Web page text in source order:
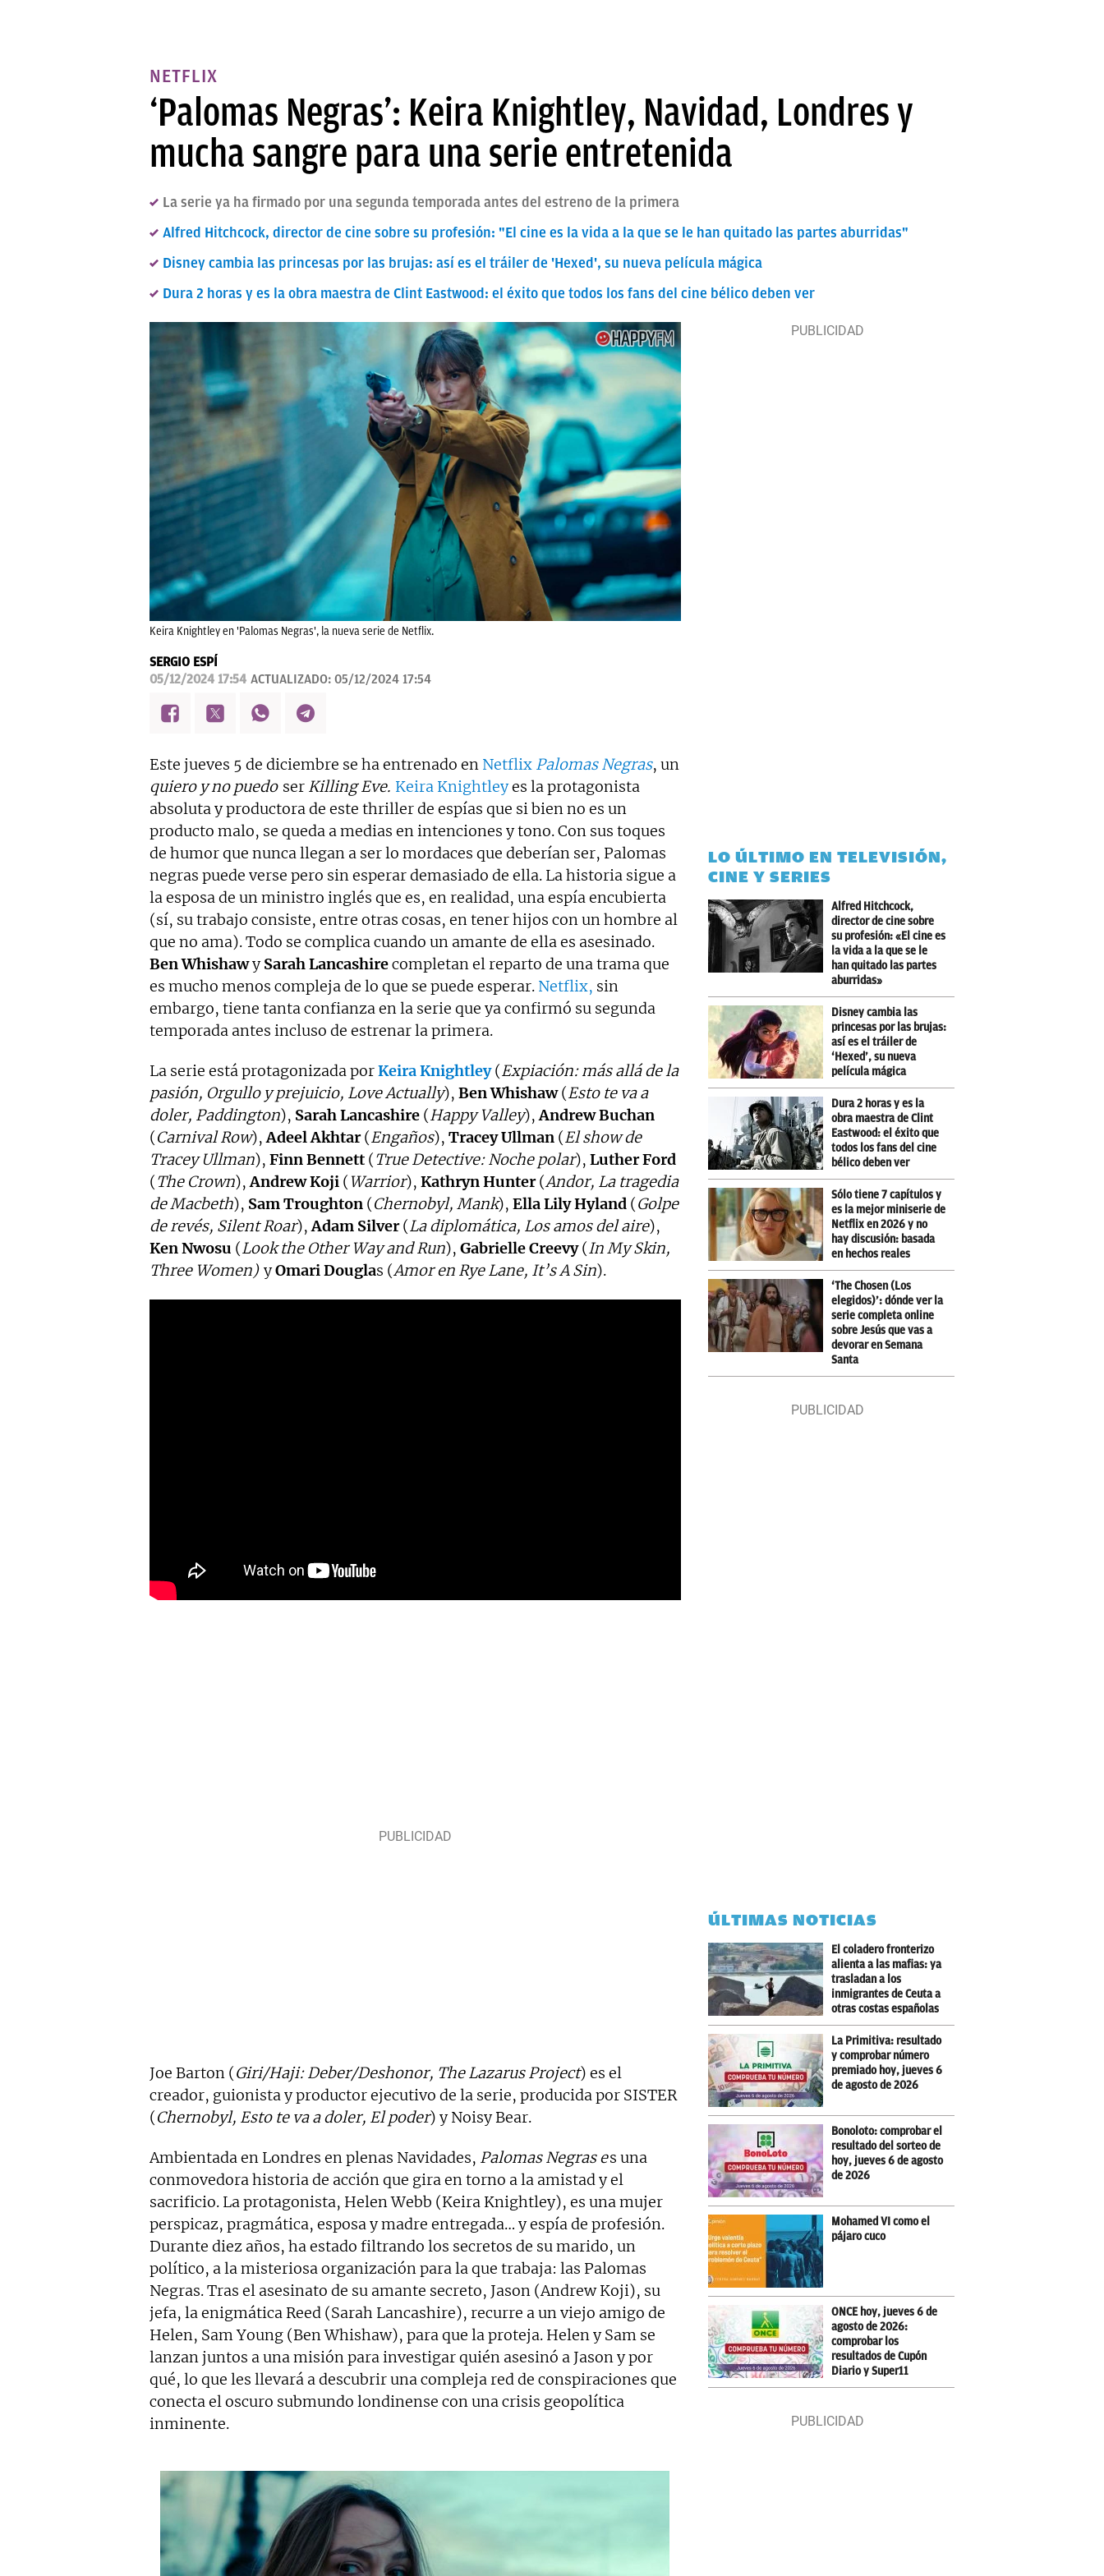
NETFLIX
‘Palomas Negras’: Keira Knightley, Navidad, Londres y
mucha sangre para una serie entretenida
La serie ya ha firmado por una segunda temporada antes del estreno de la primera
Alfred Hitchcock, director de cine sobre su profesión: "El cine es la vida a la que se le han quitado las partes aburridas"
Disney cambia las princesas por las brujas: así es el tráiler de 'Hexed', su nueva película mágica
Dura 2 horas y es la obra maestra de Clint Eastwood: el éxito que todos los fans del cine bélico deben ver
Keira Knightley en 'Palomas Negras', la nueva serie de Netflix.
SERGIO ESPÍ
05/12/2024 17:54 ACTUALIZADO: 05/12/2024 17:54
Este jueves 5 de diciembre se ha entrenado en Netflix Palomas Negras, un
quiero y no puedo ser Killing Eve. Keira Knightleyes la protagonista
absoluta y productora de este thriller de espías que si bien no es un
producto malo, se queda a medias en intenciones y tono. Con sus toques
de humor que nunca llegan a ser lo mordaces que deberían ser, Palomas
negras puede verse pero sin esperar demasiado de ella. La historia sigue a
la esposa de un ministro inglés que es, en realidad, una espía encubierta
(sí, su trabajo consiste, entre otras cosas, en tener hijos con un hombre al
que no ama). Todo se complica cuando un amante de ella es asesinado.
Ben WhishawySarah Lancashirecompletan el reparto de una trama que
es mucho menos compleja de lo que se puede esperar. Netflix, sin
embargo, tiene tanta confianza en la serie que ya confirmó su segunda
temporada antes incluso de estrenar la primera.
La serie está protagonizada porKeira Knightley(Expiación: más allá de la
pasión, Orgullo y prejuicio, Love Actually), Ben Whishaw(Esto te va a
doler, Paddington), Sarah Lancashire (Happy Valley),Andrew Buchan
(Carnival Row),Adeel Akhtar(Engaños), Tracey Ullman (El show de
Tracey Ullman), Finn Bennett (True Detective: Noche polar), Luther Ford
(The Crown),Andrew Koji ( Warrior), Kathryn Hunter(Andor, La tragedia
de Macbeth), Sam Troughton (Chernobyl, Mank), Ella Lily Hyland (Golpe
de revés, Silent Roar),Adam Silver(La diplomática, Los amos del aire),
Ken Nwosu (Look the Other Way and Run), Gabrielle Creevy(In My Skin,
Three Women) yOmari Douglas (Amor en Rye Lane, It’s A Sin).
Joe Barton (Giri/Haji: Deber/Deshonor, The Lazarus Project) es el
creador, guionista y productor ejecutivo de la serie, producida por SISTER
(Chernobyl, Esto te va a doler, El poder) y Noisy Bear.
Ambientada en Londres en plenas Navidades, Palomas Negras es una
conmovedora historia de acción que gira en torno a la amistad y el
sacrificio. La protagonista, Helen Webb (Keira Knightley), es una mujer
perspicaz, pragmática, esposa y madre entregada… y espía de profesión.
Durante diez años, ha estado filtrando los secretos de su marido, un
político, a la misteriosa organización para la que trabaja: las Palomas
Negras. Tras el asesinato de su amante secreto, Jason (Andrew Koji), su
jefa, la enigmática Reed (Sarah Lancashire), recurre a un viejo amigo de
Helen, Sam Young (Ben Whishaw), para que la proteja. Helen y Sam se
lanzan juntos a una misión para investigar quién asesinó a Jason y por
qué, lo que les llevará a descubrir una compleja red de conspiraciones que
conecta el oscuro submundo londinense con una crisis geopolítica
inminente.
LO ÚLTIMO EN TELEVISIÓN,
CINE Y SERIES
Alfred Hitchcock,
director de cine sobre
su profesión: «El cine es
la vida a la que se le
han quitado las partes
aburridas»
Disney cambia las
princesas por las brujas:
así es el tráiler de
‘Hexed’, su nueva
película mágica
Dura 2 horas y es la
obra maestra de Clint
Eastwood: el éxito que
todos los fans del cine
bélico deben ver
Sólo tiene 7 capítulos y
es la mejor miniserie de
Netflix en 2026 y no
hay discusión: basada
en hechos reales
‘The Chosen (Los
elegidos)’: dónde ver la
serie completa online
sobre Jesús que vas a
devorar en Semana
Santa
ÚLTIMAS NOTICIAS
El coladero fronterizo
alienta a las mafias: ya
trasladan a los
inmigrantes de Ceuta a
otras costas españolas
La Primitiva: resultado
y comprobar número
premiado hoy, jueves 6
de agosto de 2026
Bonoloto: comprobar el
resultado del sorteo de
hoy, jueves 6 de agosto
de 2026
Mohamed VI como el
pájaro cuco
ONCE hoy, jueves 6 de
agosto de 2026:
comprobar los
resultados de Cupón
Diario y Super11